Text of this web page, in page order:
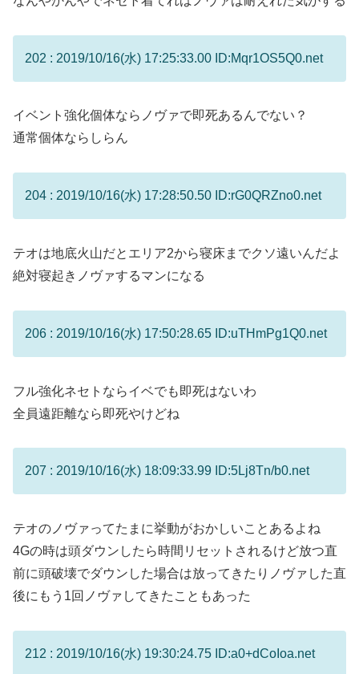
202 : 2019/10/16(水) 17:25:33.00 ID:Mqr1OS5Q0.net
イベント強化個体ならノヴァで即死あるんでない？
通常個体ならしらん
204 : 2019/10/16(水) 17:28:50.50 ID:rG0QRZno0.net
テオは地底火山だとエリア2から寝床までクソ遠いんだよ
絶対寝起きノヴァするマンになる
206 : 2019/10/16(水) 17:50:28.65 ID:uTHmPg1Q0.net
フル強化ネセトならイベでも即死はないわ
全員遠距離なら即死やけどね
207 : 2019/10/16(水) 18:09:33.99 ID:5Lj8Tn/b0.net
テオのノヴァってたまに挙動がおかしいことあるよね
4Gの時は頭ダウンしたら時間リセットされるけど放つ直
前に頭破壊でダウンした場合は放ってきたりノヴァした直
後にもう1回ノヴァしてきたこともあった
212 : 2019/10/16(水) 19:30:24.75 ID:a0+dCoIoa.net